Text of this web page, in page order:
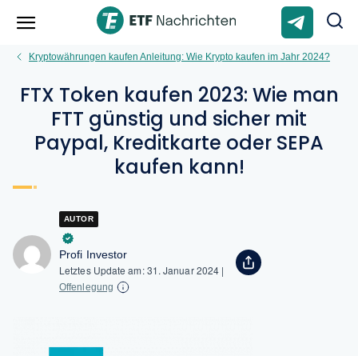
Kryptowährungen kaufen Anleitung: Wie Krypto kaufen im Jahr 2024?
FTX Token kaufen 2023: Wie man
FTT günstig und sicher mit
Paypal, Kreditkarte oder SEPA
kaufen kann!
AUTOR
Profi Investor
Letztes Update am:31. Januar 2024 |
Offenlegung